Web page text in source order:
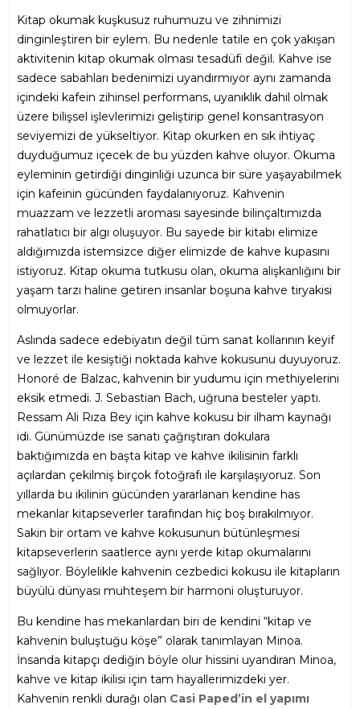
Kitap okumak kuşkusuz ruhumuzu ve zihnimizi
dinginleştiren bir eylem. Bu nedenle tatile en çok yakışan
aktivitenin kitap okumak olması tesadüfi değil. Kahve ise
sadece sabahları bedenimizi uyandırmıyor aynı zamanda
içindeki kafein zihinsel performans, uyanıklık dahil olmak
üzere bilişsel işlevlerimizi geliştirip genel konsantrasyon
seviyemizi de yükseltiyor. Kitap okurken en sık ihtiyaç
duyduğumuz içecek de bu yüzden kahve oluyor. Okuma
eyleminin getirdiği dinginliği uzunca bir süre yaşayabilmek
için kafeinin gücünden faydalanıyoruz. Kahvenin
muazzam ve lezzetli aroması sayesinde bilinçaltımızda
rahatlatıcı bir algı oluşuyor. Bu sayede bir kitabı elimize
aldığımızda istemsizce diğer elimizde de kahve kupasını
istiyoruz. Kitap okuma tutkusu olan, okuma alışkanlığını bir
yaşam tarzı haline getiren insanlar boşuna kahve tiryakisi
olmuyorlar.
Aslında sadece edebiyatın değil tüm sanat kollarının keyif
ve lezzet ile kesiştiği noktada kahve kokusunu duyuyoruz.
Honoré de Balzac, kahvenin bir yudumu için methiyelerini
eksik etmedi. J. Sebastian Bach, uğruna besteler yaptı.
Ressam Ali Rıza Bey için kahve kokusu bir ilham kaynağı
idi. Günümüzde ise sanatı çağrıştıran dokulara
baktığımızda en başta kitap ve kahve ikilisinin farklı
açılardan çekilmiş birçok fotoğrafı ile karşılaşıyoruz. Son
yıllarda bu ikilinin gücünden yararlanan kendine has
mekanlar kitapseverler tarafından hiç boş bırakılmıyor.
Sakin bir ortam ve kahve kokusunun bütünleşmesi
kitapseverlerin saatlerce aynı yerde kitap okumalarını
sağlıyor. Böylelikle kahvenin cezbedici kokusu ile kitapların
büyülü dünyası muhteşem bir harmoni oluşturuyor.
Bu kendine has mekanlardan biri de kendini “kitap ve
kahvenin buluştuğu köşe” olarak tanımlayan Minoa.
İnsanda kitapçı dediğin böyle olur hissini uyandıran Minoa,
kahve ve kitap ikilisi için tam hayallerimizdeki yer.
Kahvenin renkli durağı olan Casi Paped’in el yapımı